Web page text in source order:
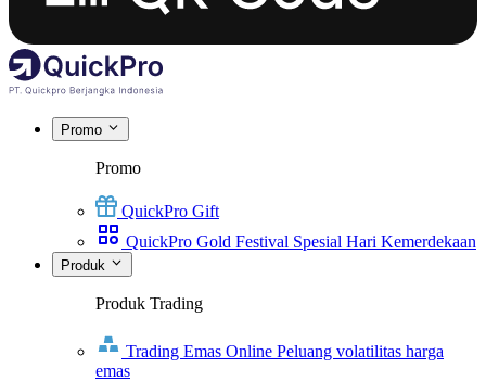
Promo
Promo
QuickPro Gift
QuickPro Gold Festival Spesial Hari Kemerdekaan
Produk
Produk Trading
Trading Emas Online Peluang volatilitas harga
emas